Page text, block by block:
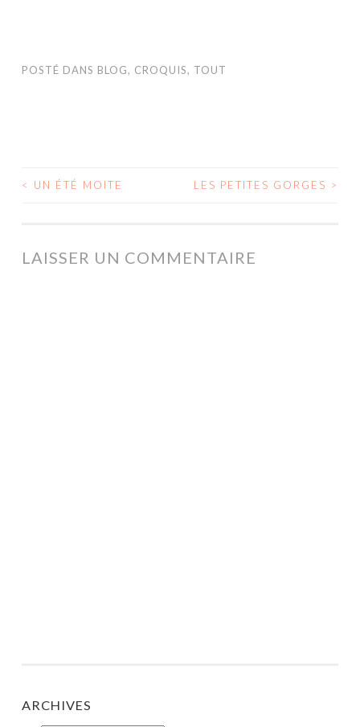
POSTÉ DANS BLOG, CROQUIS, TOUT
NAVIGATION
ARTICLES
< UN ÉTÉ MOITE LES PETITES GORGES >
LAISSER UN COMMENTAIRE
ARCHIVES